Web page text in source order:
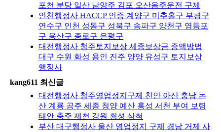
포천 분당 일산 남양주 김포 오산음주운전 구제
인천행정사 HACCP 인증 계양구 미추홀구 부평구
연수구 인천 성동구 성북구 송파구 양천구 영등포
구 용산구 종로구 은평구
대전행정사 청주토지보상 세종보상금 증액방법
대구 수원 화성 용인 진주 양양 유성구 토지보상
행정사
kang611 최신글
대전행정사 청주영업정지구제 천안 아산 충남 논
산 계룡 공주 세종 청양 예산 홍성 서천 부여 보령
태안 충주 제천 강원 횡성 삼척
부산 대구행정사 울산 영업정지 구제 경남 거제 사